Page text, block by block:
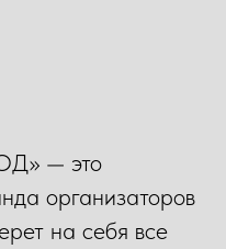
— это
организаторов
на себя все